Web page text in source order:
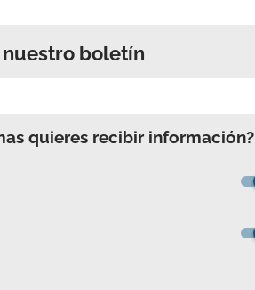
boletín
quieres recibir información?